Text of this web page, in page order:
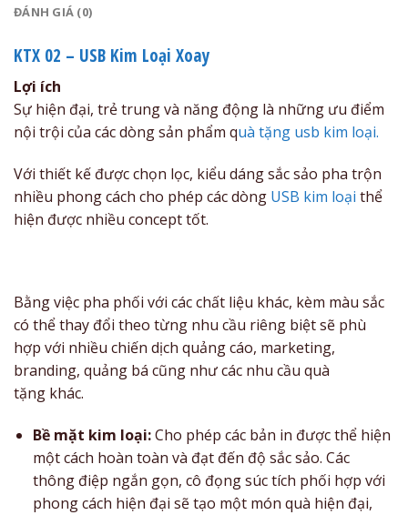
ĐÁNH GIÁ (0)
KTX 02 – USB Kim Loại Xoay
Lợi ích
Sự hiện đại, trẻ trung và năng động là những ưu điểm
nội trội của các dòng sản phẩm quà tặng usb kim loại.
Với thiết kế được chọn lọc, kiểu dáng sắc sảo pha trộn
nhiều phong cách cho phép các dòng USB kim loại thể
hiện được nhiều concept tốt.
Bằng việc pha phối với các chất liệu khác, kèm màu sắc
có thể thay đổi theo từng nhu cầu riêng biệt sẽ phù
hợp với nhiều chiến dịch quảng cáo, marketing,
branding, quảng bá cũng như các nhu cầu quà
tặng khác.
Bề mặt kim loại:Cho phép các bản in được thể hiện
một cách hoàn toàn và đạt đến độ sắc sảo. Các
thông điệp ngắn gọn, cô đọng súc tích phối hợp với
phong cách hiện đại sẽ tạo một món quà hiện đại,